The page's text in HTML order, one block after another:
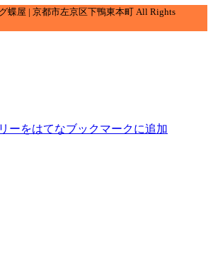
蝶屋 | 京都市左京区下鴨東本町 All Rights